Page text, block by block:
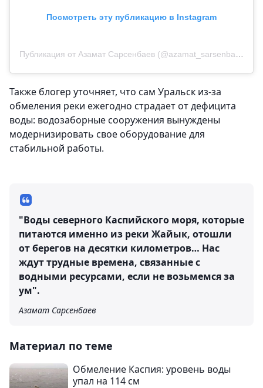
Посмотреть эту публикацию в Instagram
Публикация от Азамат Сарсенбаев (@azamat_sarsenbayev)
Также блогер уточняет, что сам Уральск из-за
обмеления реки ежегодно страдает от дефицита
воды: водозаборные сооружения вынуждены
модернизировать свое оборудование для
стабильной работы.
"Воды северного Каспийского моря, которые
питаются именно из реки Жайык, отошли
от берегов на десятки километров… Нас
ждут трудные времена, связанные с
водными ресурсами, если не возьмемся за
ум".
Азамат Сарсенбаев
Материал по теме
Обмеление Каспия: уровень воды
упал на 114 см